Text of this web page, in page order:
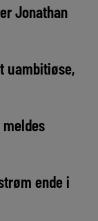
Jonathan
uambitiøse,
ende i